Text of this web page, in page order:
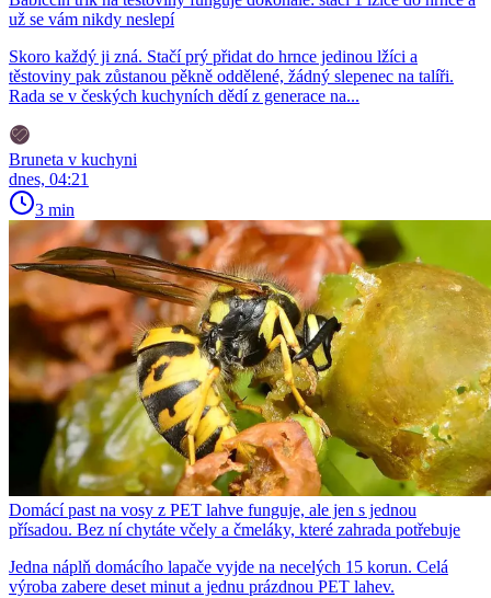
už se vám nikdy neslepí
Skoro každý ji zná. Stačí prý přidat do hrnce jedinou lžíci a
těstoviny pak zůstanou pěkně oddělené, žádný slepenec na talíři.
Rada se v českých kuchyních dědí z generace na...
Bruneta v kuchyni
dnes, 04:21
3 min
Domácí past na vosy z PET lahve funguje, ale jen s jednou
přísadou. Bez ní chytáte včely a čmeláky, které zahrada potřebuje
Jedna náplň domácího lapače vyjde na necelých 15 korun. Celá
výroba zabere deset minut a jednu prázdnou PET lahev.